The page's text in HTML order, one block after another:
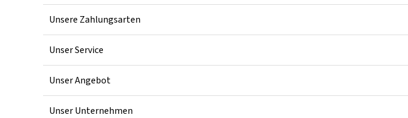
Unsere Zahlungsarten
Unser Service
Unser Angebot
Unser Unternehmen